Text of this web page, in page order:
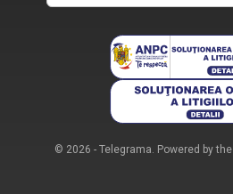
© 2026 - Telegrama. Powered by the